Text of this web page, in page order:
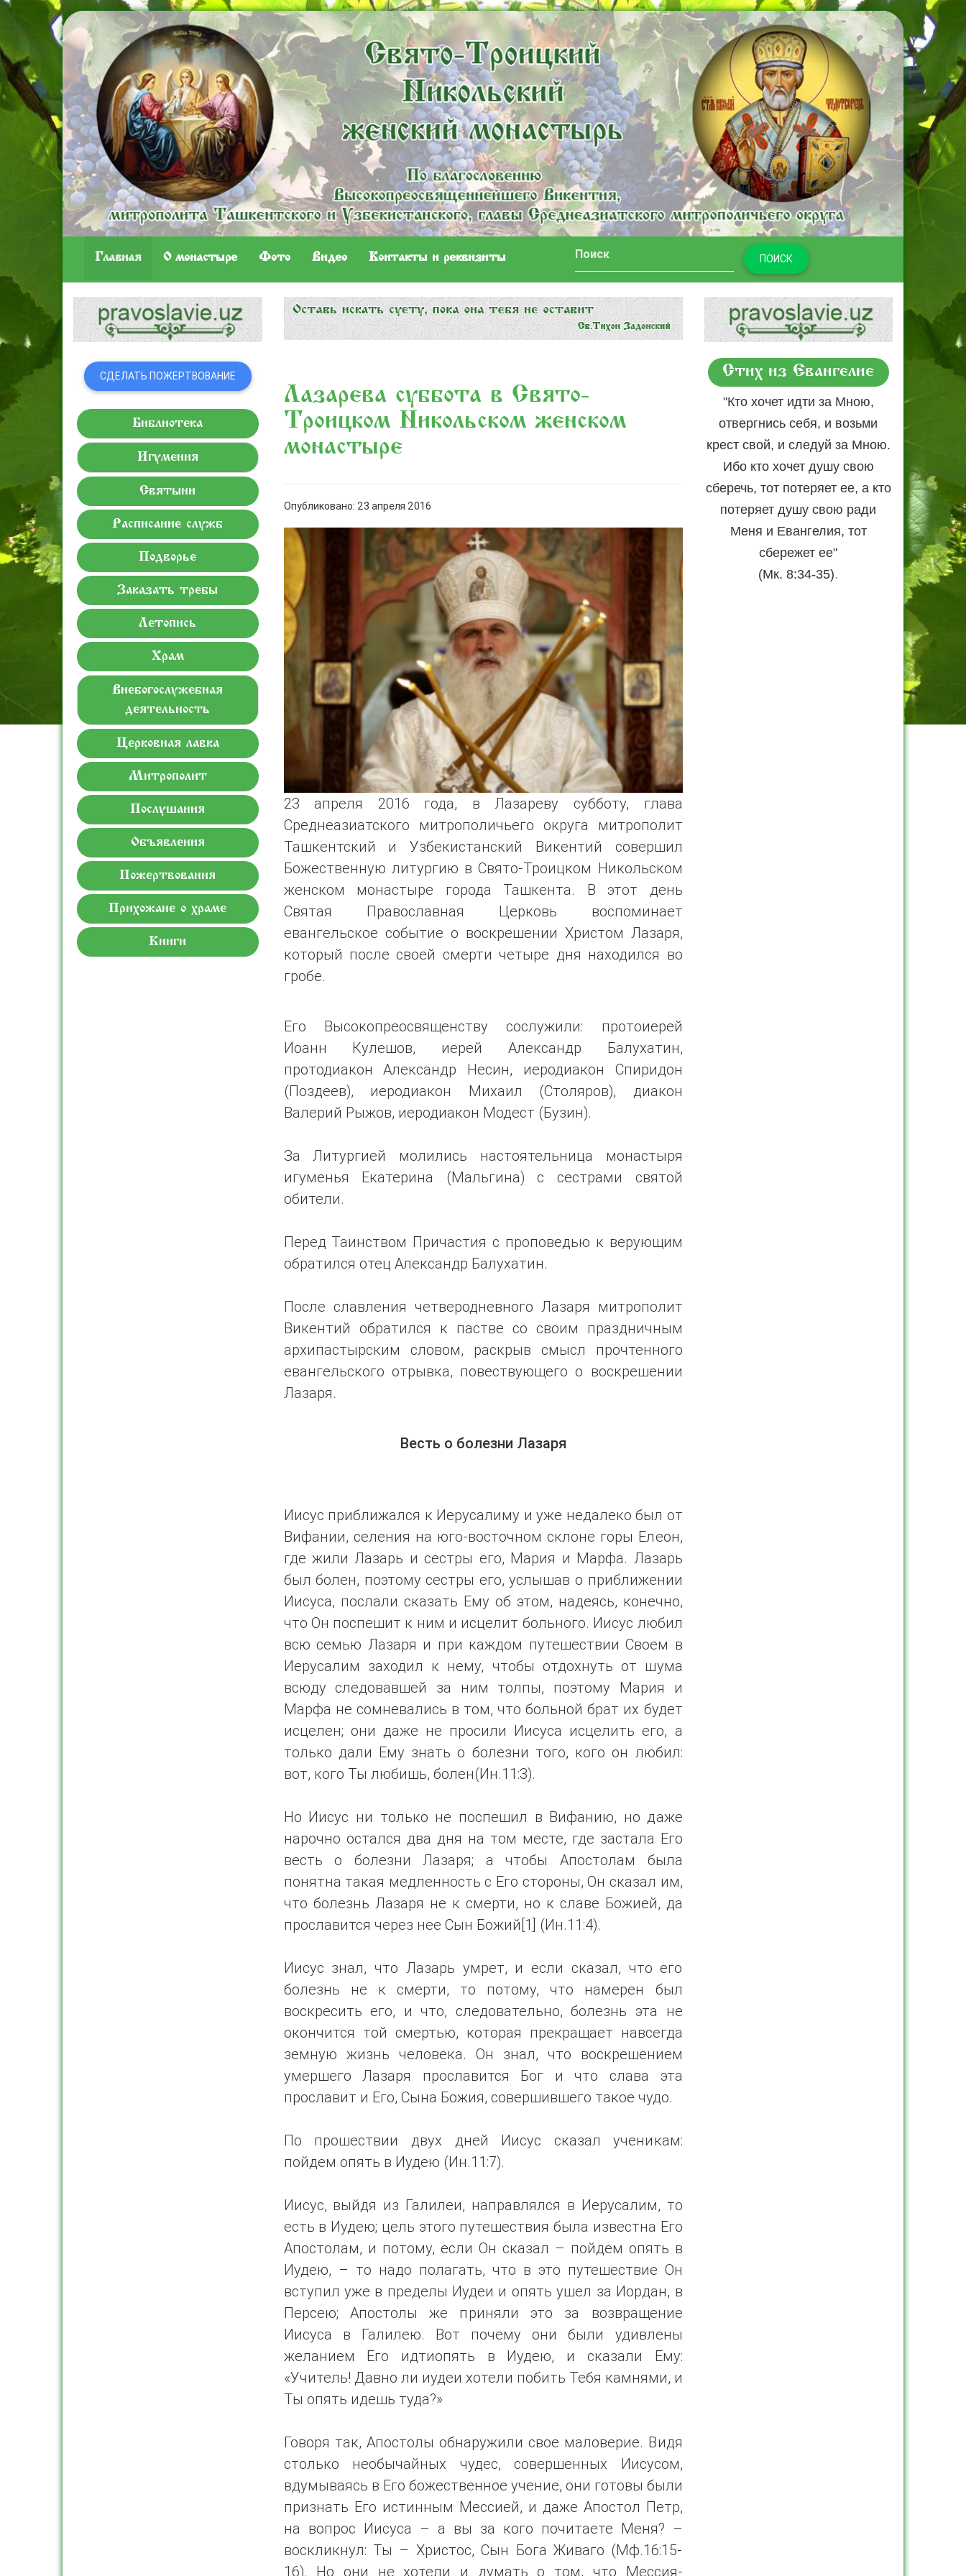
Главная O монастыре Фото Видео Контакты и реквизиты ПОИСК
СДЕЛАТЬ ПОЖЕРТВОВАНИЕ
Библиотека
Игумения
Святыни
Расписание служб
Подворье
Заказать требы
Летопись
Храм
Внебогослужебная
деятельность
Церковная лавка
Митрополит
Послушания
Объявления
Пожертвования
Прихожане о храме
Книги
Лазарева суббота в Свято-
Троицком Никольском женском
монастыре
Опубликовано: 23 апреля 2016
23 апреля 2016 года, в Лазареву субботу, глава
Среднеазиатского митрополичьего округа митрополит
Ташкентский и Узбекистанский Викентий совершил
Божественную литургию в Свято-Троицком Никольском
женском монастыре города Ташкента. В этот день
Святая Православная Церковь воспоминает
евангельское событие о воскрешении Христом Лазаря,
который после своей смерти четыре дня находился во
гробе.
Его Высокопреосвященству сослужили: протоиерей
Иоанн Кулешов, иерей Александр Балухатин,
протодиакон Александр Несин, иеродиакон Спиридон
(Поздеев), иеродиакон Михаил (Столяров), диакон
Валерий Рыжов, иеродиакон Модест (Бузин).
За Литургией молились настоятельница монастыря
игуменья Екатерина (Мальгина) с сестрами святой
обители.
Перед Таинством Причастия с проповедью к верующим
обратился отец Александр Балухатин.
После славления четверодневного Лазаря митрополит
Викентий обратился к пастве со своим праздничным
архипастырским словом, раскрыв смысл прочтенного
евангельского отрывка, повествующего о воскрешении
Лазаря.
Весть о болезни Лазаря
Иисус приближался к Иерусалиму и уже недалеко был от
Вифании, селения на юго-восточном склоне горы Елеон,
где жили Лазарь и сестры его, Мария и Марфа. Лазарь
был болен, поэтому сестры его, услышав о приближении
Иисуса, послали сказать Ему об этом, надеясь, конечно,
что Он поспешит к ним и исцелит больного. Иисус любил
всю семью Лазаря и при каждом путешествии Своем в
Иерусалим заходил к нему, чтобы отдохнуть от шума
всюду следовавшей за ним толпы, поэтому Мария и
Марфа не сомневались в том, что больной брат их будет
исцелен; они даже не просили Иисуса исцелить его, а
только дали Ему знать о болезни того, кого он любил:
вот, кого Ты любишь, болен(Ин.11:3).
Но Иисус ни только не поспешил в Вифанию, но даже
нарочно остался два дня на том месте, где застала Его
весть о болезни Лазаря; а чтобы Апостолам была
понятна такая медленность с Его стороны, Он сказал им,
что болезнь Лазаря не к смерти, но к славе Божией, да
прославится через нее Сын Божий[1] (Ин.11:4).
Иисус знал, что Лазарь умрет, и если сказал, что его
болезнь не к смерти, то потому, что намерен был
воскресить его, и что, следовательно, болезнь эта не
окончится той смертью, которая прекращает навсегда
земную жизнь человека. Он знал, что воскрешением
умершего Лазаря прославится Бог и что слава эта
прославит и Его, Сына Божия, совершившего такое чудо.
По прошествии двух дней Иисус сказал ученикам:
пойдем опять в Иудею (Ин.11:7).
Иисус, выйдя из Галилеи, направлялся в Иерусалим, то
есть в Иудею; цель этого путешествия была известна Его
Апостолам, и потому, если Он сказал – пойдем опять в
Иудею, – то надо полагать, что в это путешествие Он
вступил уже в пределы Иудеи и опять ушел за Иордан, в
Персею; Апостолы же приняли это за возвращение
Иисуса в Галилею. Вот почему они были удивлены
желанием Его идтиопять в Иудею, и сказали Ему:
«Учитель! Давно ли иудеи хотели побить Тебя камнями, и
Ты опять идешь туда?»
Говоря так, Апостолы обнаружили свое маловерие. Видя
столько необычайных чудес, совершенных Иисусом,
вдумываясь в Его божественное учение, они готовы были
признать Его истинным Мессией, и даже Апостол Петр,
на вопрос Иисуса – а вы за кого почитаете Меня? –
воскликнул: Ты – Христос, Сын Бога Живаго (Мф.16:15-
16). Но они не хотели и думать о том, что Мессия-
Стих из Евангелие
"Кто хочет идти за Мною,
отвергнись себя, и возьми
крест свой, и следуй за Мною.
Ибо кто хочет душу свою
сберечь, тот потеряет ее, а кто
потеряет душу свою ради
Меня и Евангелия, тот
сбережет ее"
(Мк. 8:34-35).